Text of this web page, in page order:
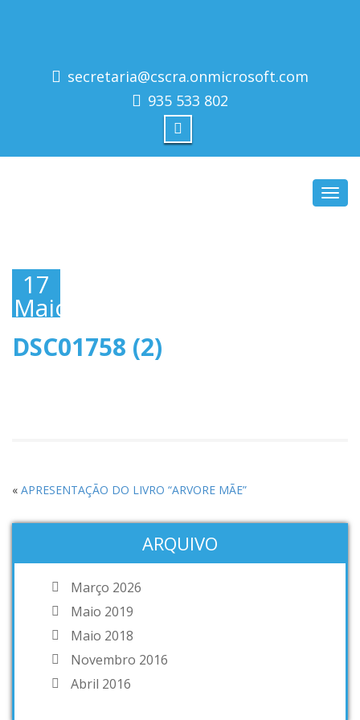
secretaria@cscra.onmicrosoft.com
935 533 802
17
Maio,
2019
DSC01758 (2)
« APRESENTAÇÃO DO LIVRO “ARVORE MÃE”
ARQUIVO
Março 2026
Maio 2019
Maio 2018
Novembro 2016
Abril 2016